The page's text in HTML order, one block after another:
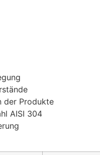
der Produkte
AISI 304